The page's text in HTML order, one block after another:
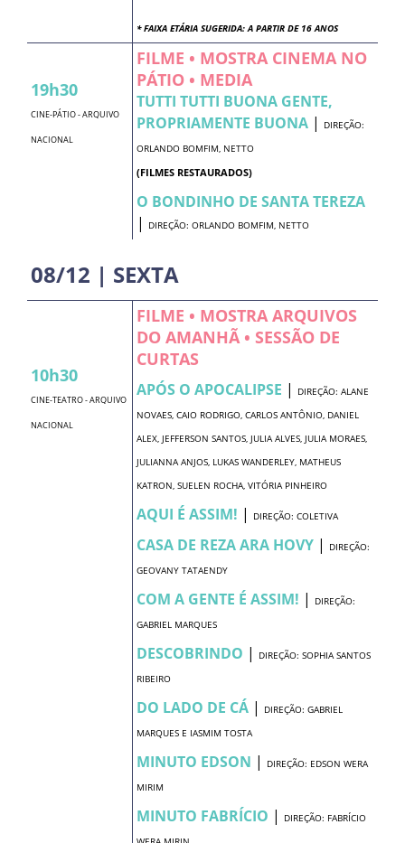
* FAIXA ETÁRIA SUGERIDA: A PARTIR DE 16 ANOS
19h30
CINE-PÁTIO - ARQUIVO
NACIONAL
FILME • MOSTRA CINEMA NO
PÁTIO • MEDIA
TUTTI TUTTI BUONA GENTE,
PROPRIAMENTE BUONA |
DIREÇÃO:
ORLANDO BOMFIM, NETTO
(FILMES RESTAURADOS)
O BONDINHO DE SANTA TEREZA
|
DIREÇÃO: ORLANDO BOMFIM, NETTO
08/12 | SEXTA
10h30
CINE-TEATRO - ARQUIVO
NACIONAL
FILME • MOSTRA ARQUIVOS
DO AMANHÃ • SESSÃO DE
CURTAS
APÓS O APOCALIPSE |
DIREÇÃO: ALANE
NOVAES, CAIO RODRIGO, CARLOS ANTÔNIO, DANIEL
ALEX, JEFFERSON SANTOS, JULIA ALVES, JULIA MORAES,
JULIANNA ANJOS, LUKAS WANDERLEY, MATHEUS
KATRON, SUELEN ROCHA, VITÓRIA PINHEIRO
AQUI É ASSIM! | DIREÇÃO: COLETIVA
CASA DE REZA ARA HOVY |
DIREÇÃO:
GEOVANY TATAENDY
COM A GENTE É ASSIM! |
DIREÇÃO:
GABRIEL MARQUES
DESCOBRINDO |
DIREÇÃO: SOPHIA SANTOS
RIBEIRO
DO LADO DE CÁ |
DIREÇÃO: GABRIEL
MARQUES E IASMIM TOSTA
MINUTO EDSON |
DIREÇÃO: EDSON WERA
MIRIM
MINUTO FABRÍCIO |
DIREÇÃO: FABRÍCIO